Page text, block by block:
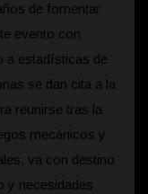
de fomentar
evento con
a estadísticas de
se dan cita a la
reunirse tras la
mecánicos y
va con destino
y necesidades